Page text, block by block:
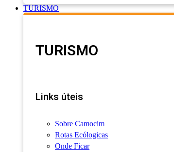
TURISMO
TURISMO
Links úteis
Sobre Camocim
Rotas Ecólogicas
Onde Ficar